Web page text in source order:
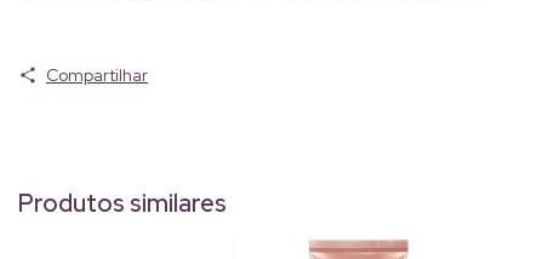
Compartilhar
Produtos similares